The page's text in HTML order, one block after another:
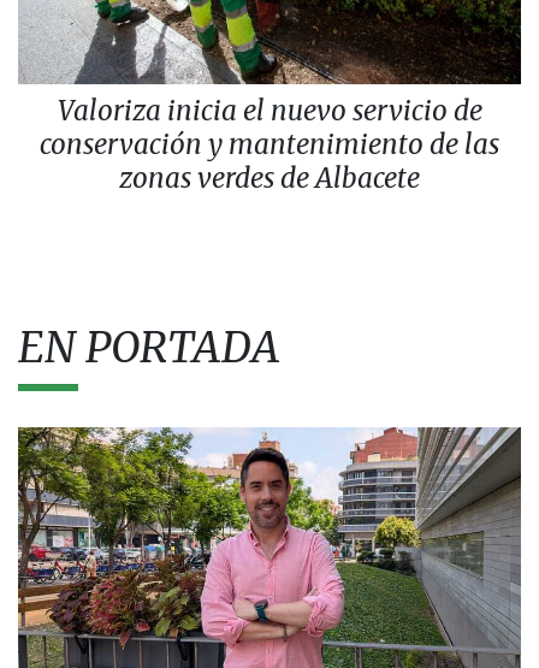
Valoriza inicia el nuevo servicio de
conservación y mantenimiento de las
zonas verdes de Albacete
EN PORTADA